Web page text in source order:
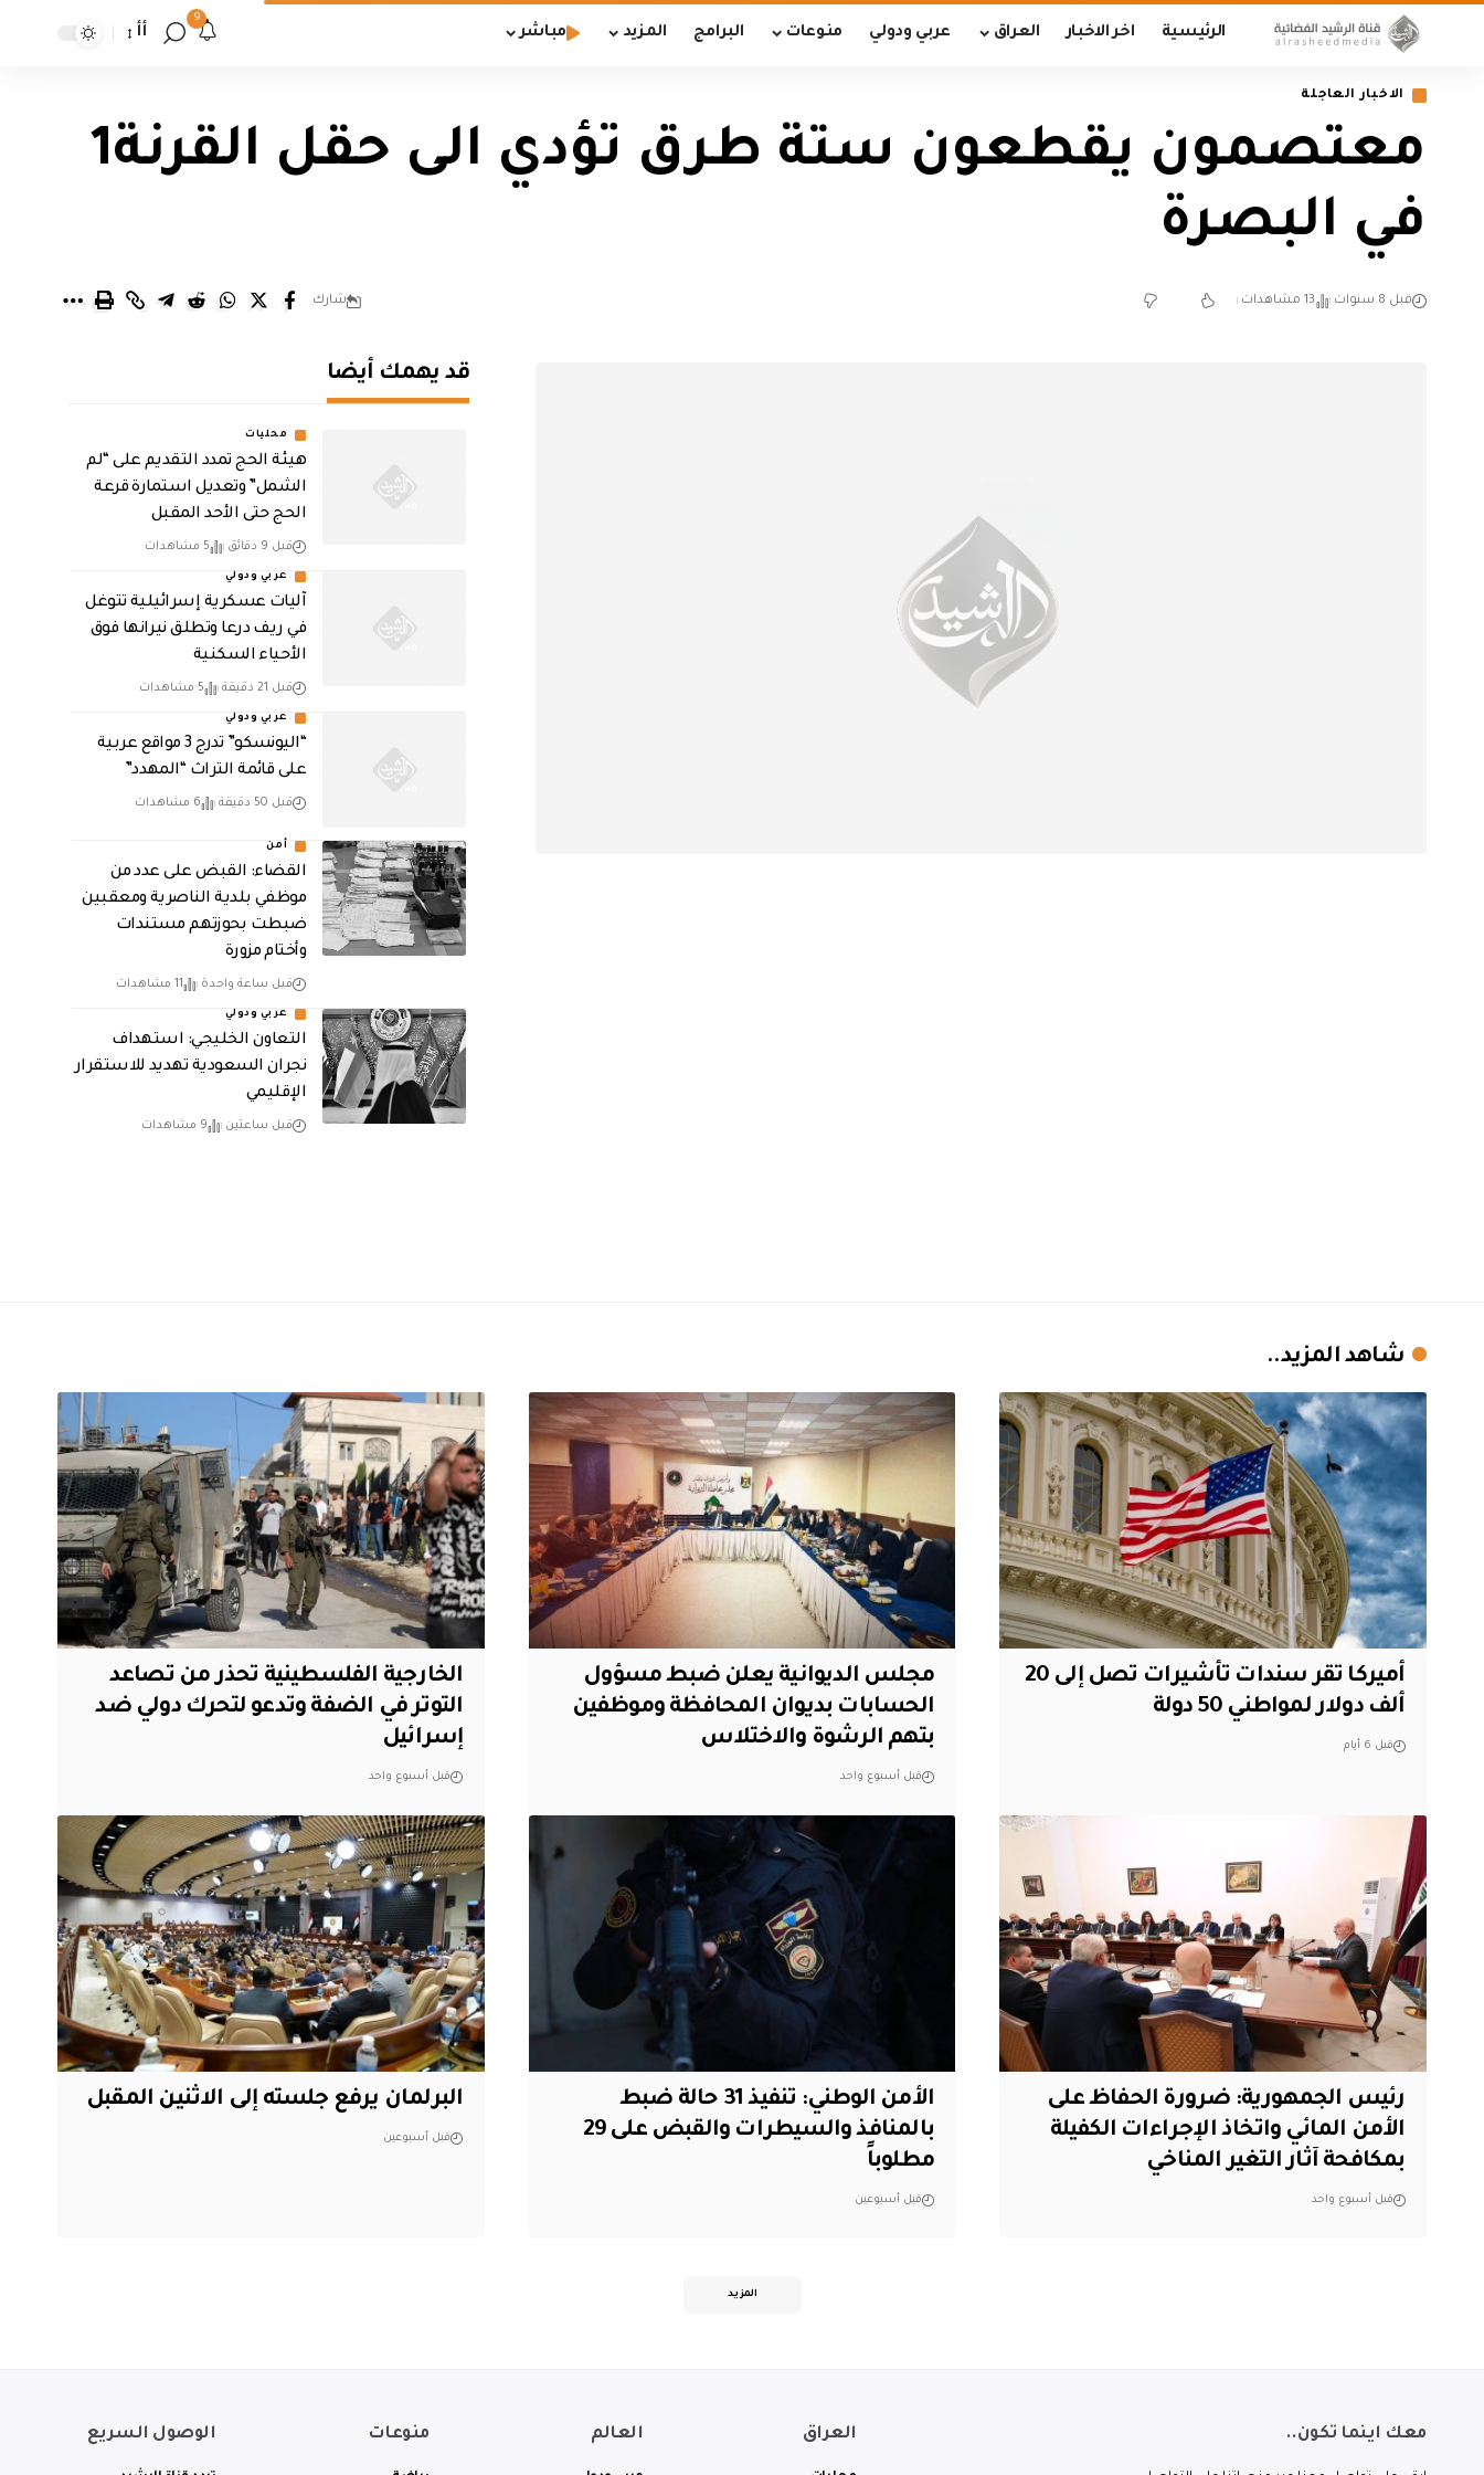
الرئيسية اخر الاخبار العراق عربي ودولي منوعات البرامج المزيد مباشر
9
أأ
الاخبار العاجلة
معتصمون يقطعون ستة طرق تؤدي الى حقل القرنة1
في البصرة
قبل 8 سنوات 13 مشاهدات شارك
قد يهمك أيضا
محليات
هيئة الحج تمدد التقديم على “لم
الشمل” وتعديل استمارة قرعة
الحج حتى الأحد المقبل
قبل 9 دقائق 5 مشاهدات
عربي ودولي
آليات عسكرية إسرائيلية تتوغل
في ريف درعا وتطلق نيرانها فوق
الأحياء السكنية
قبل 21 دقيقة 5 مشاهدات
عربي ودولي
“اليونسكو” تدرج 3 مواقع عربية
على قائمة التراث “المهدد”
قبل 50 دقيقة 6 مشاهدات
أمن
القضاء: القبض على عدد من
موظفي بلدية الناصرية ومعقبين
ضبطت بحوزتهم مستندات
وأختام مزورة
قبل ساعة واحدة 11 مشاهدات
عربي ودولي
التعاون الخليجي: استهداف
نجران السعودية تهديد للاستقرار
الإقليمي
قبل ساعتين 9 مشاهدات
شاهد المزيد..
أميركا تقر سندات تأشيرات تصل إلى 20
ألف دولار لمواطني 50 دولة
قبل 6 أيام
مجلس الديوانية يعلن ضبط مسؤول
الحسابات بديوان المحافظة وموظفين
بتهم الرشوة والاختلاس
قبل أسبوع واحد
الخارجية الفلسطينية تحذر من تصاعد
التوتر في الضفة وتدعو لتحرك دولي ضد
إسرائيل
قبل أسبوع واحد
رئيس الجمهورية: ضرورة الحفاظ على
الأمن المائي واتخاذ الإجراءات الكفيلة
بمكافحة آثار التغير المناخي
قبل أسبوع واحد
الأمن الوطني: تنفيذ 31 حالة ضبط
بالمنافذ والسيطرات والقبض على 29
مطلوباً
قبل أسبوعين
البرلمان يرفع جلسته إلى الاثنين المقبل
قبل أسبوعين
المزيد
معك اينما تكون.. العراق العالم منوعات الوصول السريع